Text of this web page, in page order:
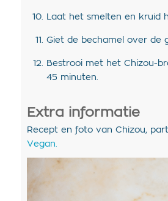
Laat het smelten en kruid
Giet de bechamel over de
Bestrooi met het Chizou-
45 minuten.
Extra informatie
Recept en foto van Chizou,
Vegan.